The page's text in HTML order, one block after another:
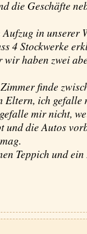
die Geschäfte
in unserer
4 Stockwerke
wir haben zwei
finde
Eltern, ich gefalle
mir nicht,
und die Autos
Teppich und